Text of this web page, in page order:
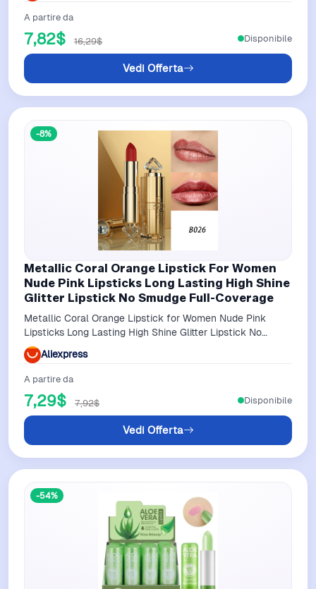
A partire da
7,82$ 16,29$
Vedi Offerta
Disponibile
-8%
Metallic Coral Orange Lipstick For Women
Nude Pink Lipsticks Long Lasting High Shine
Glitter Lipstick No Smudge Full-Coverage
Metallic Coral Orange Lipstick for Women Nude Pink
Lipsticks Long Lasting High Shine Glitter Lipstick No
Smudge Full-Coverage
Aliexpress
A partire da
7,29$ 7,92$
Vedi Offerta
Disponibile
-54%